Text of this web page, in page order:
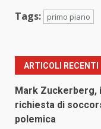
Tags: primo piano
ARTICOLI RECENTI
Mark Zuckerberg,
richiesta di
polemica